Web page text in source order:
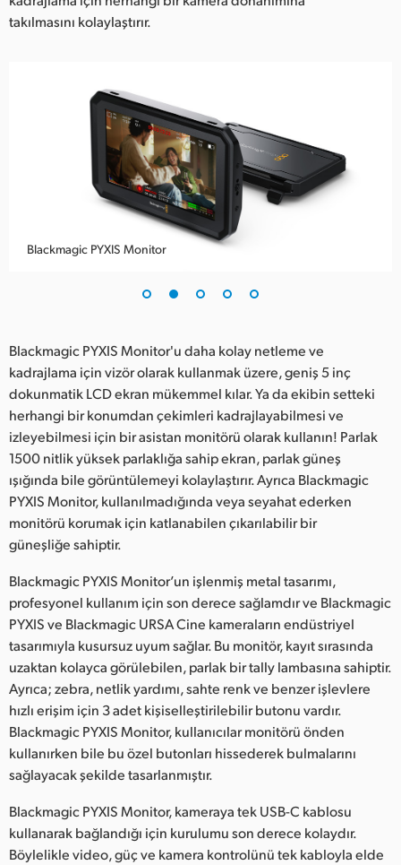
Chinese Taipei
Turkey
takılmasını kolaylaştırır.
Blackmagic PYXIS Monitor
Blackmagic PYXIS Monitor'u daha kolay netleme ve
kadrajlama için vizör olarak kullanmak üzere, geniş 5 inç
dokunmatik LCD ekran mükemmel kılar. Ya da ekibin setteki
herhangi bir konumdan çekimleri kadrajlayabilmesi ve
izleyebilmesi için bir asistan monitörü olarak kullanın! Parlak
1500 nitlik yüksek parlaklığa sahip ekran, parlak güneş
ışığında bile görüntülemeyi kolaylaştırır. Ayrıca Blackmagic
PYXIS Monitor, kullanılmadığında veya seyahat ederken
monitörü korumak için katlanabilen çıkarılabilir bir
güneşliğe sahiptir.
Blackmagic PYXIS Monitor’un işlenmiş metal tasarımı,
profesyonel kullanım için son derece sağlamdır ve Blackmagic
PYXIS ve Blackmagic URSA Cine kameraların endüstriyel
tasarımıyla kusursuz uyum sağlar. Bu monitör, kayıt sırasında
uzaktan kolayca görülebilen, parlak bir tally lambasına sahiptir.
Ayrıca; zebra, netlik yardımı, sahte renk ve benzer işlevlere
hızlı erişim için 3 adet kişiselleştirilebilir butonu vardır.
Blackmagic PYXIS Monitor, kullanıcılar monitörü önden
kullanırken bile bu özel butonları hissederek bulmalarını
sağlayacak şekilde tasarlanmıştır.
Blackmagic PYXIS Monitor, kameraya tek USB-C kablosu
kullanarak bağlandığı için kurulumu son derece kolaydır.
Böylelikle video, güç ve kamera kontrolünü tek kabloyla elde